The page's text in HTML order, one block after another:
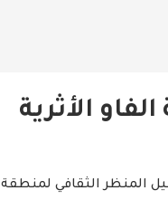
الأثرية
من فئة (3 ريالات)، احتفاءً بتسجيل المنظر الثقافي لمنطقة